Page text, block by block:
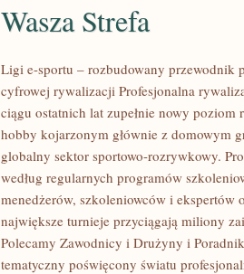
Wasza Strefa
Ligi e-sportu – rozbudowany przewodnik
cyfrowej rywalizacji Profesjonalna
ciągu ostatnich lat zupełnie nowy poziom
hobby kojarzonym głównie z domowym
globalny sektor sportowo-rozrywkowy.
według regularnych programów
menedżerów, szkoleniowców i ekspertów
największe turnieje przyciągają miliony
Polecamy Zawodnicy i Drużyny i
tematyczny poświęcony światu